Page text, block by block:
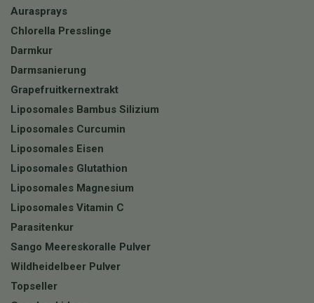
Aurasprays
Chlorella Presslinge
Darmkur
Darmsanierung
Grapefruitkernextrakt
Liposomales Bambus Silizium
Liposomales Curcumin
Liposomales Eisen
Liposomales Glutathion
Liposomales Magnesium
Liposomales Vitamin C
Parasitenkur
Sango Meereskoralle Pulver
Wildheidelbeer Pulver
Topseller